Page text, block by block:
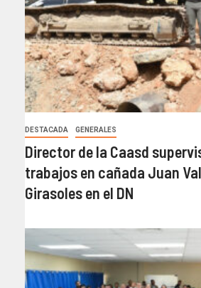
DESTACADA GENERALES
Director de la Caasd
trabajos en cañada Juan
Girasoles en el DN